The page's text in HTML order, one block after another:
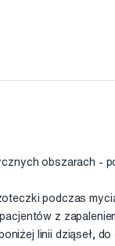
obszarach -
podczas
z
linii dziąseł,